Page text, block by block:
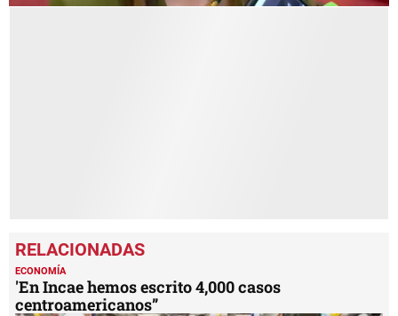
ECONOMÍA
'En Incae hemos escrito 4,000 casos
centroamericanos”